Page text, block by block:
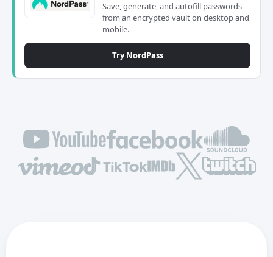
Save, generate, and autofill passwords
from an encrypted vault on desktop and
mobile.
Try NordPass